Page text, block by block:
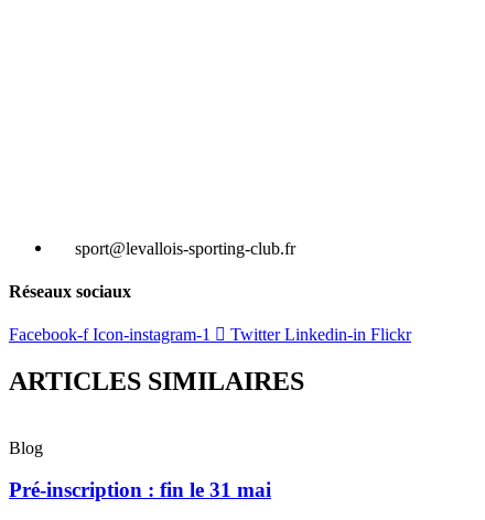
sport@levallois-sporting-club.fr
Réseaux sociaux
Facebook-f Icon-instagram-1 Twitter Linkedin-in Flickr
ARTICLES SIMILAIRES
Blog
Pré-inscription : fin le 31 mai